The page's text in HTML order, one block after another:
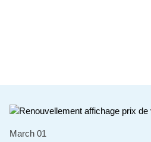
March 01